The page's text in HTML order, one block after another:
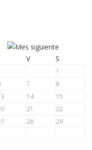
V S
1
7
8
14
15
21
22
28
29